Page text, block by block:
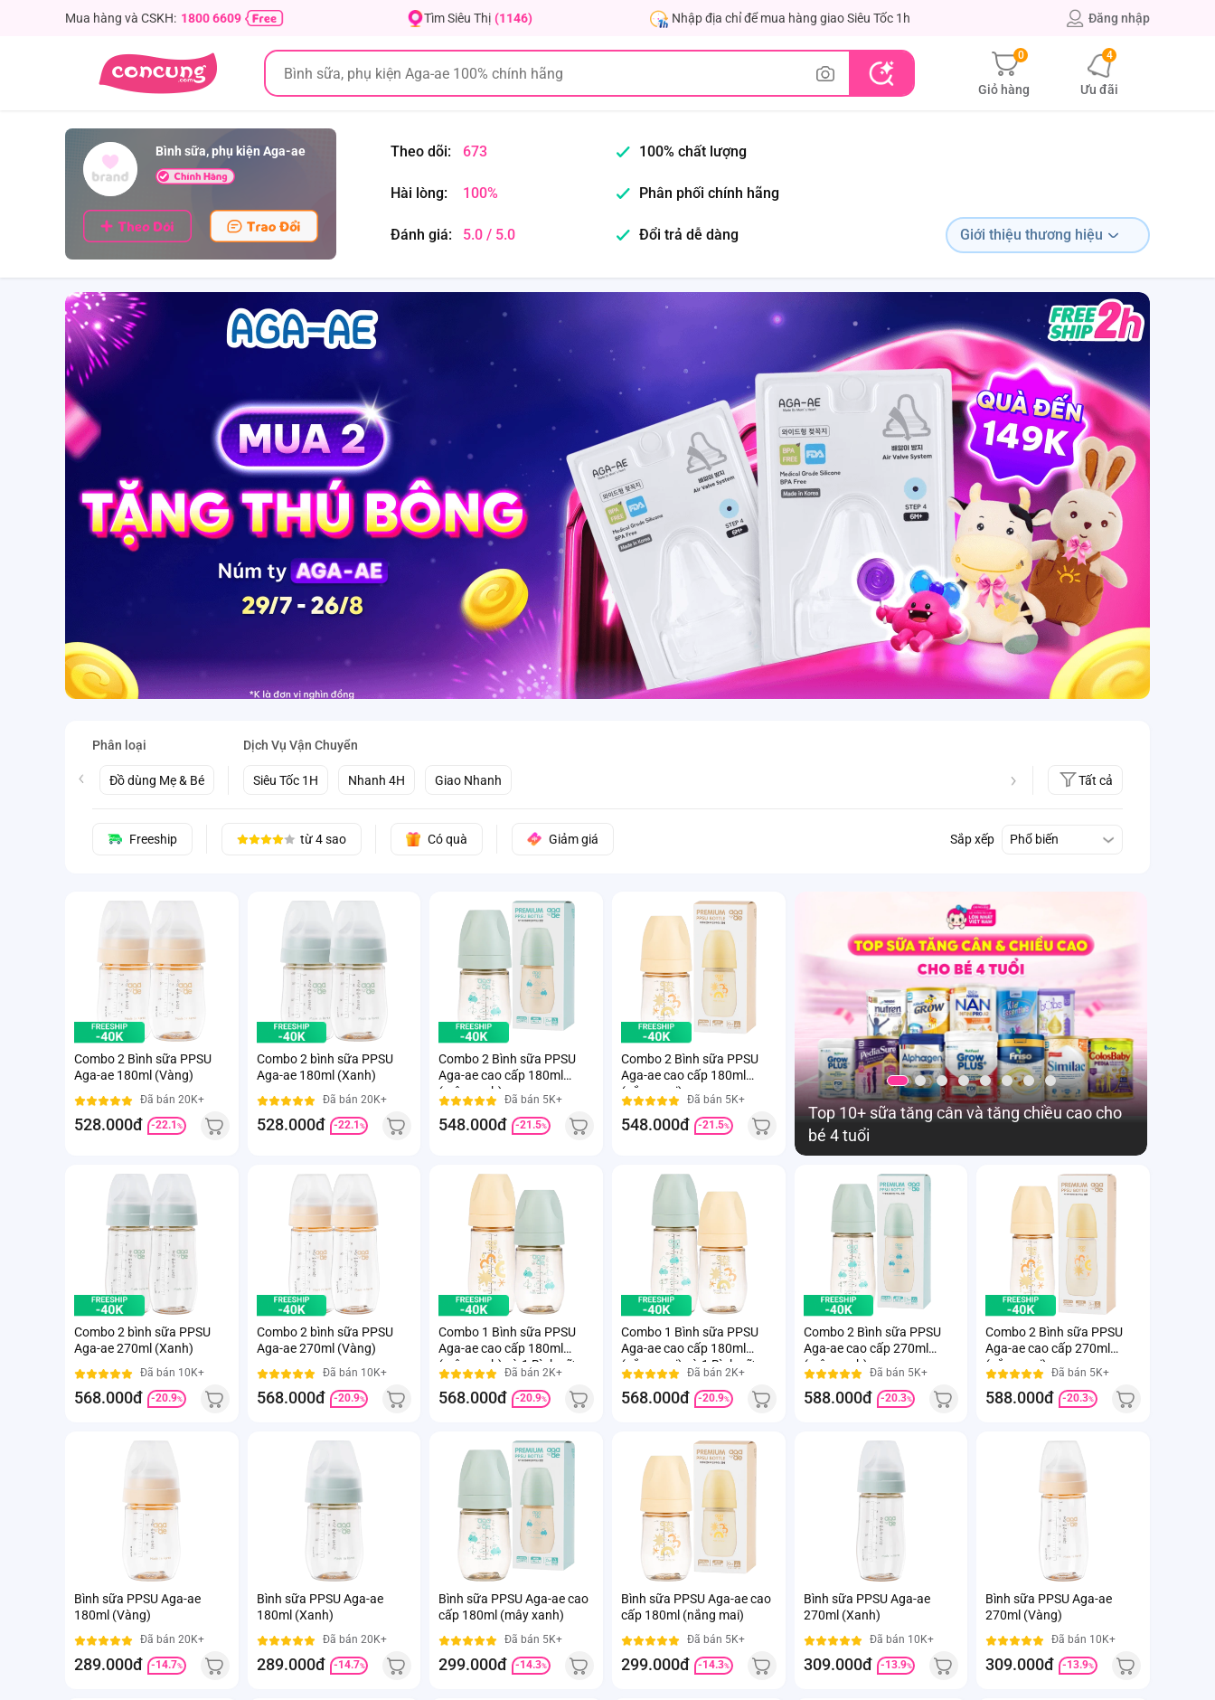
Mua hàng và CSKH: 1800 6609 Tìm Siêu Thị (1146) Nhập địa chỉ để mua hàng giao Siêu Tốc 1h Đăng nhập
0
Giỏ hàng
4
Ưu đãi
Bình sữa, phụ kiện Aga-ae Theo dõi: 673
Hài lòng: 100%
Đánh giá: 5.0 / 5.0
100% chất lượng
Phân phối chính hãng
Đổi trả dễ dàng Giới thiệu thương hiệu
Phân loại
Đồ dùng Mẹ & Bé
Dịch Vụ Vận Chuyển
Siêu Tốc 1H Nhanh 4H Giao Nhanh Tất cả
Freeship từ 4 sao Có quà Giảm giá Sắp xếp Phổ biến
Combo 2 Bình sữa PPSU
Aga-ae 180ml (Vàng)
Đã bán 20K+
528.000đ -22.1 %
Combo 2 bình sữa PPSU
Aga-ae 180ml (Xanh)
Đã bán 20K+
528.000đ -22.1 %
Combo 2 Bình sữa PPSU
Aga-ae cao cấp 180ml
(mây xanh)
Đã bán 5K+
548.000đ -21.5%
Combo 2 Bình sữa PPSU
Aga-ae cao cấp 180ml
(nắng mai)
Đã bán 5K+
548.000đ -21.5%
Top 10+ sữa tăng cân và tăng chiều cao cho
bé 4 tuổi
Combo 2 bình sữa PPSU
Aga-ae 270ml (Xanh)
Đã bán 10K+
568.000đ -20.9%
Combo 2 bình sữa PPSU
Aga-ae 270ml (Vàng)
Đã bán 10K+
568.000đ -20.9%
Combo 1 Bình sữa PPSU
Aga-ae cao cấp 180ml
(mây xanh) và 1 Bình sữa
PPSU Aga-ae cao cấp
270ml (nắng mai)
Đã bán 2K+
568.000đ -20.9%
Combo 1 Bình sữa PPSU
Aga-ae cao cấp 180ml
(nắng mai) và 1 Bình sữa
PPSU Aga-ae cao cấp
270ml (mây xanh)
Đã bán 2K+
568.000đ -20.9%
Combo 2 Bình sữa PPSU
Aga-ae cao cấp 270ml
(mây xanh)
Đã bán 5K+
588.000đ -20.3%
Combo 2 Bình sữa PPSU
Aga-ae cao cấp 270ml
(nắng mai)
Đã bán 5K+
588.000đ -20.3%
Bình sữa PPSU Aga-ae
180ml (Vàng)
Đã bán 20K+
289.000đ -14.7%
Bình sữa PPSU Aga-ae
180ml (Xanh)
Đã bán 20K+
289.000đ -14.7%
Bình sữa PPSU Aga-ae cao
cấp 180ml (mây xanh)
Đã bán 5K+
299.000đ -14.3%
Bình sữa PPSU Aga-ae cao
cấp 180ml (nắng mai)
Đã bán 5K+
299.000đ -14.3%
Bình sữa PPSU Aga-ae
270ml (Xanh)
Đã bán 10K+
309.000đ -13.9%
Bình sữa PPSU Aga-ae
270ml (Vàng)
Đã bán 10K+
309.000đ -13.9%